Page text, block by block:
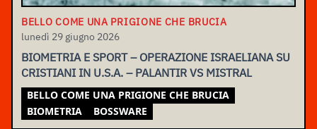
BELLO COME UNA PRIGIONE CHE BRUCIA
lunedì 29 giugno 2026
BIOMETRIA E SPORT – OPERAZIONE ISRAELIANA SU
CRISTIANI IN U.S.A. – PALANTIR VS MISTRAL
BELLO COME UNA PRIGIONE CHE BRUCIA
BIOMETRIA
BOSSWARE